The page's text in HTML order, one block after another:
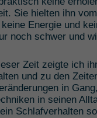
Sie hielten ihn
Energie und
noch schwer und
Zeit zeigte ich
und zu den
in
in seinen
Schlafverhalten